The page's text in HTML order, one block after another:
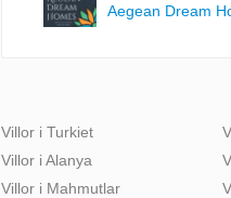
Aegean Dream
Villor i Turkiet
Villor i Alanya
Villor i Mahmutlar